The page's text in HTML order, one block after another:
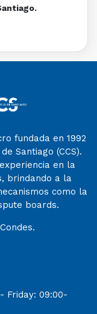
fundada en 1992
Santiago (CCS).
en la
brindando a la
como la
boards.
Friday: 09:00-